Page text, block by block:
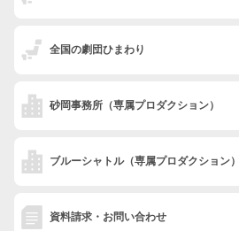
全国の劇団ひまわり
砂岡事務所 （専属プロダクション）
ブルーシャトル（専属プロダクション）
資料請求・お問い合わせ